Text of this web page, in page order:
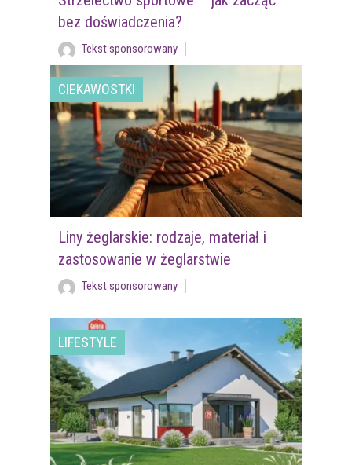
bez doświadczenia?
Tekst sponsorowany
CIEKAWOSTKI
Liny żeglarskie: rodzaje, materiał i
zastosowanie w żeglarstwie
Tekst sponsorowany
LIFESTYLE